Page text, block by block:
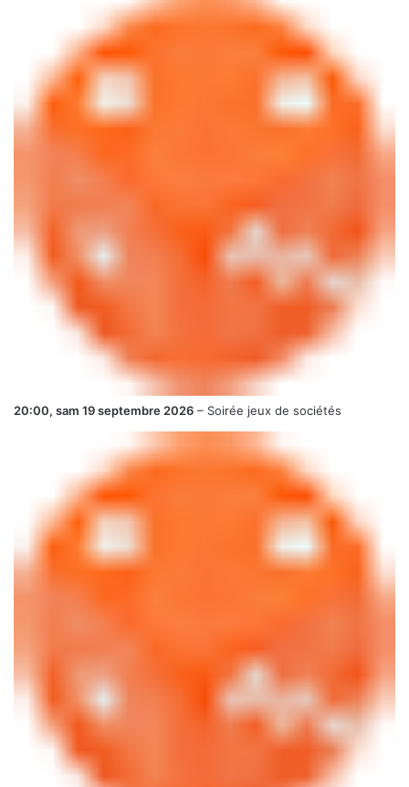
20:00, sam 19 septembre 2026 – Soirée jeux de sociétés